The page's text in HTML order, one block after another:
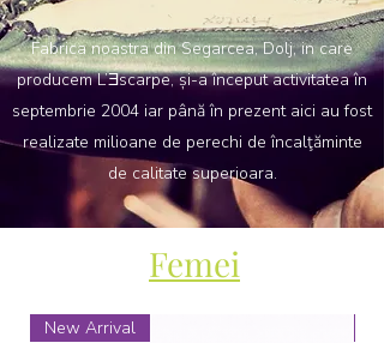
Fabrica noastra din Segarcea, Dolj, in care
producem L’Ǝscarpe, și-a început activitatea în
septembrie 2004 iar până în prezent aici au fost
realizate milioane de perechi de încalţăminte
de calitate superioara.
Femei
New Arrival